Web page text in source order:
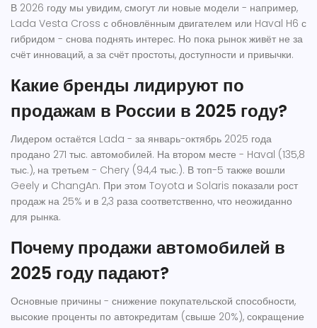
В 2026 году мы увидим, смогут ли новые модели - например,
Lada Vesta Cross с обновлённым двигателем или Haval H6 с
гибридом - снова поднять интерес. Но пока рынок живёт не за
счёт инноваций, а за счёт простоты, доступности и привычки.
Какие бренды лидируют по
продажам в России в 2025 году?
Лидером остаётся Lada - за январь-октябрь 2025 года
продано 271 тыс. автомобилей. На втором месте - Haval (135,8
тыс.), на третьем - Chery (94,4 тыс.). В топ-5 также вошли
Geely и ChangAn. При этом Toyota и Solaris показали рост
продаж на 25% и в 2,3 раза соответственно, что неожиданно
для рынка.
Почему продажи автомобилей в
2025 году падают?
Основные причины - снижение покупательской способности,
высокие проценты по автокредитам (свыше 20%), сокращение